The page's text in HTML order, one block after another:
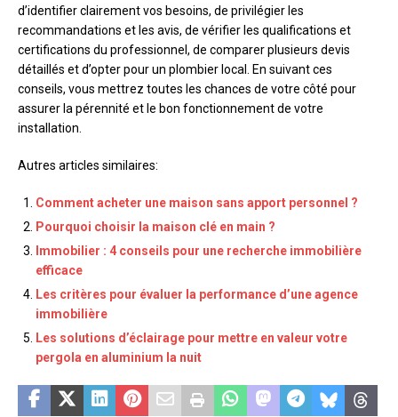
d’identifier clairement vos besoins, de privilégier les
recommandations et les avis, de vérifier les qualifications et
certifications du professionnel, de comparer plusieurs devis
détaillés et d’opter pour un plombier local. En suivant ces
conseils, vous mettrez toutes les chances de votre côté pour
assurer la pérennité et le bon fonctionnement de votre
installation.
Autres articles similaires:
Comment acheter une maison sans apport personnel ?
Pourquoi choisir la maison clé en main ?
Immobilier : 4 conseils pour une recherche immobilière
efficace
Les critères pour évaluer la performance d’une agence
immobilière
Les solutions d’éclairage pour mettre en valeur votre
pergola en aluminium la nuit